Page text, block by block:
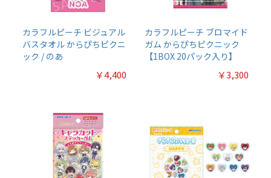
カラフルピーチ ビジュアル
バスタオル からぴちピクニ
ック / のあ
￥4,400
カラフルピーチ ブロマイド
ガム からぴちピクニック
【1BOX 20パック入り】
￥3,300